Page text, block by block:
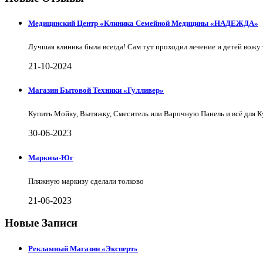
Медицинский Центр «Клиника Семейной Медицины «НАДЕЖДА»
Лучшая клиника была всегда! Сам тут проходил лечение и детей вожу
21-10-2024
Магазин Бытовой Техники «Гулливер»
Купить Мойку, Вытяжку, Смеситель или Варочную Панель и всё для
30-06-2023
Маркиза-Юг
Пляжную маркизу сделали толково
21-06-2023
Новые Записи
Рекламный Магазин «Эксперт»